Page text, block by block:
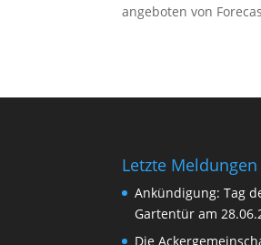
angeboten von
Letzte Meldungen
Ankündigung: Tag
Gartentür am
Die